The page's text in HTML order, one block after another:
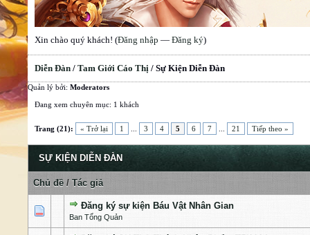
Xin chào quý khách! (Đăng nhập — Đăng ký)
Diễn Đàn / Tam Giới Cáo Thị / Sự Kiện Diễn Đàn
Quản lý bởi: Moderators
Đang xem chuyên mục: 1 khách
Trang (21): « Trở lại 1 3 4 5 6 7 21 Tiếp theo »
SỰ KIỆN DIỄN ĐÀN
Chủ đề / Tác giả
Đăng ký sự kiện Báu Vật Nhân Gian
Ban Tổng Quản
1 Bỏ phiếu - 5 của 5 cấp độ
1 2345